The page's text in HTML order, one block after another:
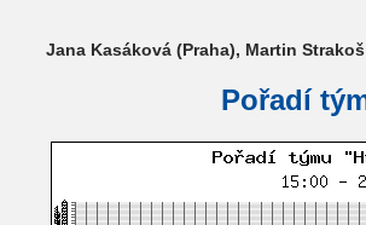
Jana Kasáková (Praha), Martin
Pořadí